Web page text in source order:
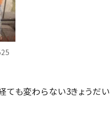
ても変わらない3きょうだ